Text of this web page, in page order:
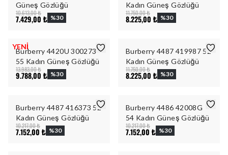
Güneş Gözlüğü
10.613,00 ₺
7.429,00 ₺ %30
Kadın Güneş Gözlüğü
11.750,00 ₺
8.225,00 ₺ %30
YENİ
Burberry 4420U 300273
55 Kadın Güneş Gözlüğü
13.983,00 ₺
9.788,00 ₺ %30
Burberry 4487 419987 52
Kadın Güneş Gözlüğü
11.750,00 ₺
8.225,00 ₺ %30
Burberry 4487 416373 52
Kadın Güneş Gözlüğü
10.217,00 ₺
7.152,00 ₺ %30
Burberry 4486 42008G
54 Kadın Güneş Gözlüğü
10.217,00 ₺
7.152,00 ₺ %30